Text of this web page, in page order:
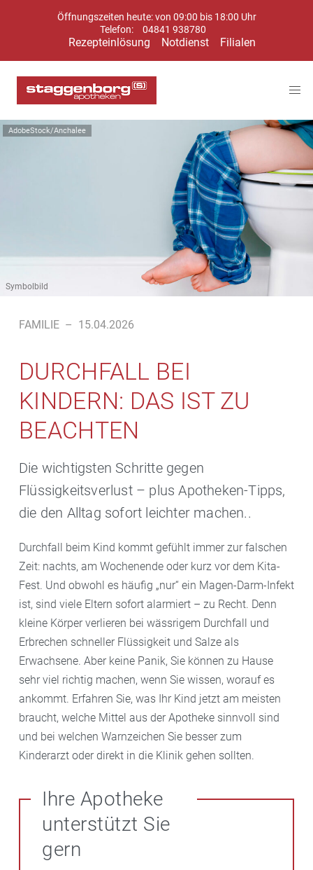
Öffnungszeiten heute: von 09:00 bis 18:00 Uhr
Telefon:
04841 938780
Rezepteinlösung Notdienst Filialen
AdobeStock/Anchalee
Symbolbild
FAMILIE – 15.04.2026
DURCHFALL BEI
KINDERN: DAS IST ZU
BEACHTEN
Die wichtigsten Schritte gegen
Flüssigkeitsverlust – plus Apotheken-Tipps,
die den Alltag sofort leichter machen..
Durchfall beim Kind kommt gefühlt immer zur falschen
Zeit: nachts, am Wochenende oder kurz vor dem Kita-
Fest. Und obwohl es häufig „nur“ ein Magen-Darm-Infekt
ist, sind viele Eltern sofort alarmiert – zu Recht. Denn
kleine Körper verlieren bei wässrigem Durchfall und
Erbrechen schneller Flüssigkeit und Salze als
Erwachsene. Aber keine Panik, Sie können zu Hause
sehr viel richtig machen, wenn Sie wissen, worauf es
ankommt. Erfahren Sie, was Ihr Kind jetzt am meisten
braucht, welche Mittel aus der Apotheke sinnvoll sind
und bei welchen Warnzeichen Sie besser zum
Kinderarzt oder direkt in die Klinik gehen sollten.
Ihre Apotheke
unterstützt Sie
gern